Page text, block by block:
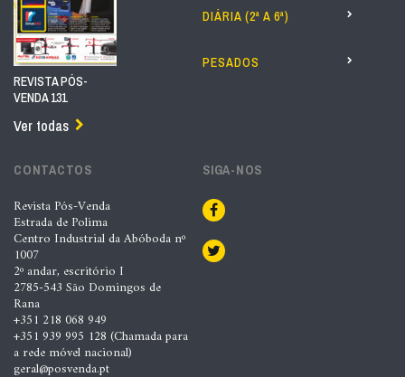
REVISTA PÓS-
VENDA 131
Ver todas
DIÁRIA (2ª A 6ª)
PESADOS
CONTACTOS
Revista Pós-Venda
Estrada de Polima
Centro Industrial da Abóboda nº
1007
2º andar, escritório I
2785-543 São Domingos de
Rana
+351 218 068 949
+351 939 995 128 (Chamada para
a rede móvel nacional)
geral@posvenda.pt
SIGA-NOS